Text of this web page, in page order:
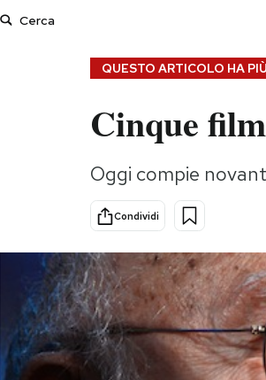
Consumismi
Storie/Idee
Ok Boomer!
Media
Europa
Altrecose
Mondiali calcio 2026
QUESTO ARTICOLO HA
Cinque
Oggi compie
Condividi